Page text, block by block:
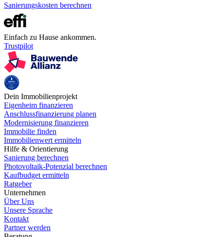
Sanierungskosten berechnen
Einfach zu Hause ankommen.
Trustpilot
Dein Immobilienprojekt
Eigenheim finanzieren
Anschlussfinanzierung planen
Modernisierung finanzieren
Immobilie finden
Immobilienwert ermitteln
Hilfe & Orientierung
Sanierung berechnen
Photovoltaik-Potenzial berechnen
Kaufbudget ermitteln
Ratgeber
Unternehmen
Über Uns
Unsere Sprache
Kontakt
Partner werden